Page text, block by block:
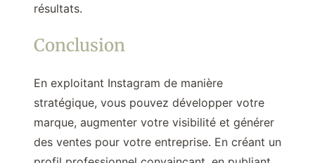
résultats.
Conclusion
En exploitant Instagram de manière
stratégique, vous pouvez développer votre
marque, augmenter votre visibilité et générer
des ventes pour votre entreprise. En créant un